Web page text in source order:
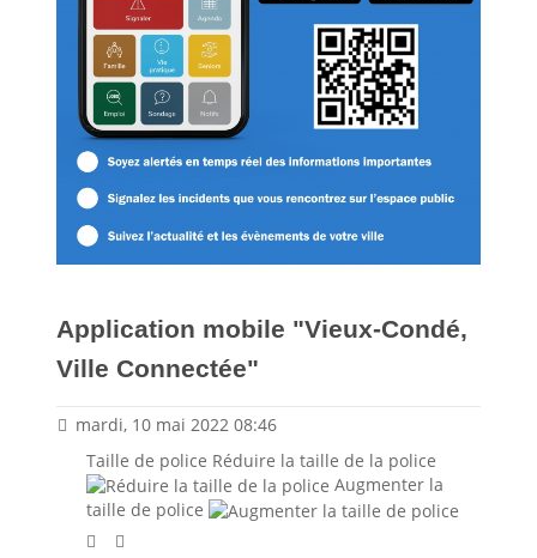
Application mobile "Vieux-Condé,
Ville Connectée"
mardi, 10 mai 2022 08:46
Taille de police Réduire la taille de la police
Augmenter la
taille de police